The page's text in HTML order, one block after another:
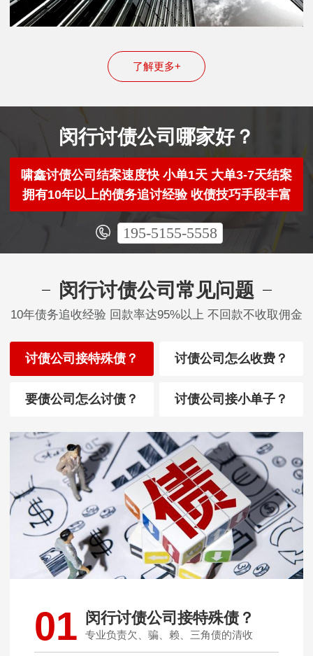
了解更多+
闵行讨债公司哪家好？
啸鑫讨债公司结案速度快 小单1天 大单3-7天结案
拥有10年以上的债务追讨经验 收债技巧手段丰富
195-5155-5558
闵行讨债公司常见问题
10年债务追收经验 回款率达95%以上 不回款不收取佣金
讨债公司接特殊债？ 讨债公司怎么收费？
要债公司怎么讨债？ 讨债公司接小单子？
01 闵行讨债公司接特殊债？
专业负责欠、骗、赖、三角债的清收